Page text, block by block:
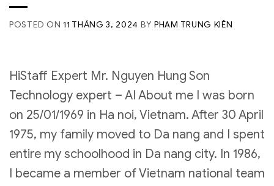
POSTED ON 11 THÁNG 3, 2024 BYPHẠM TRUNG KIÊN
HiStaff Expert Mr. Nguyen Hung Son
Technology expert – AI About me I was born
on 25/01/1969 in Ha noi, Vietnam. After 30 April
1975, my family moved to Da nang and I spent
entire my schoolhood in Da nang city. In 1986,
I became a member of Vietnam national team